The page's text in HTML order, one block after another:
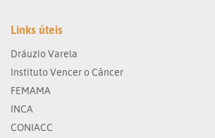
Links úteis
Dráuzio Varela
Instituto Vencer o Câncer
FEMAMA
INCA
CONIACC